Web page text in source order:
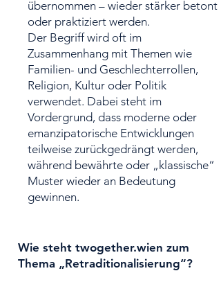
übernommen – wieder stärker betont
oder praktiziert werden.
Der Begriff wird oft im
Zusammenhang mit Themen wie
Familien- und Geschlechterrollen,
Religion, Kultur oder Politik
verwendet. Dabei steht im
Vordergrund, dass moderne oder
emanzipatorische Entwicklungen
teilweise zurückgedrängt werden,
während bewährte oder „klassische“
Muster wieder an Bedeutung
gewinnen.
Wie steht twogether.wien zum
Thema „Retraditionalisierung“?